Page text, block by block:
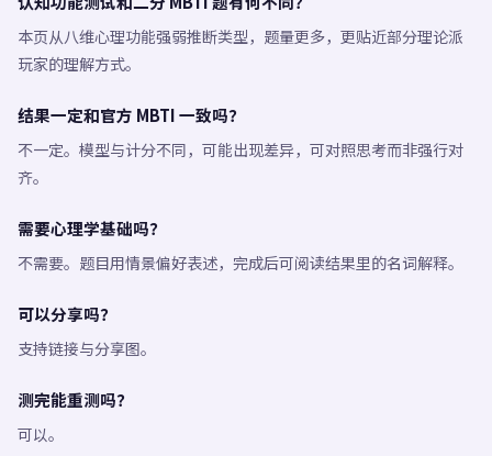
本页从八维心理功能强弱推断类型，题量更多，更贴近部分理论派
玩家的理解方式。
结果一定和官方 MBTI 一致吗？
不一定。模型与计分不同，可能出现差异，可对照思考而非强行对
齐。
需要心理学基础吗？
不需要。题目用情景偏好表述，完成后可阅读结果里的名词解释。
可以分享吗？
支持链接与分享图。
测完能重测吗？
可以。